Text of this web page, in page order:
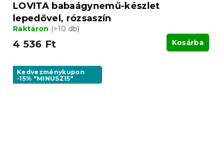
LOVITA babaágynemű-készlet
lepedővel, rózsaszín
Raktáron (>10 db)
4 536 Ft Kosárba
Kedvezménykupon
-15% "MINUSZ15"